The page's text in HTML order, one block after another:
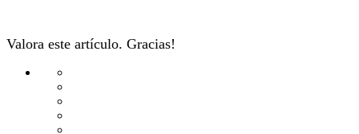
Valora este artículo. Gracias!